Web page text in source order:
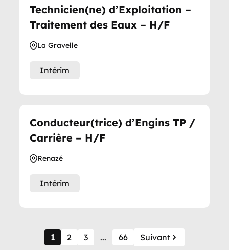
Technicien(ne) d’Exploitation –
Traitement des Eaux – H/F
La Gravelle
Intérim
Conducteur(trice) d’Engins TP /
Carrière – H/F
Renazé
Intérim
1 2 3 ... 66 Suivant